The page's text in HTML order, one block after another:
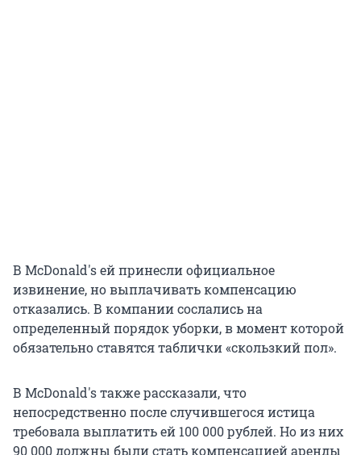
В McDonald's ей принесли официальное
извинение, но выплачивать компенсацию
отказались. В компании сослались на
определенный порядок уборки, в момент которой
обязательно ставятся таблички «скользкий пол».
В McDonald's также рассказали, что
непосредственно после случившегося истица
требовала выплатить ей 100 000 рублей. Но из них
90 000 должны были стать компенсацией аренды